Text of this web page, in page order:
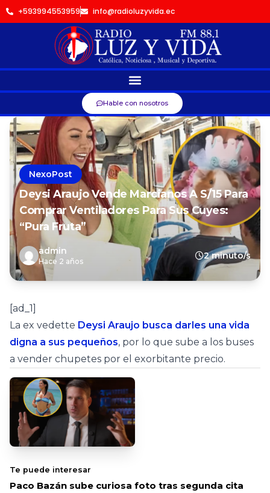
+593994553959 info@radioluzyvida.ec
Hable con nosotros
NexoPost
Deysi Araujo Vende Marcianos A S/15 Para
Comprar Ventiladores Para Sus Cuyes:
“Pura Fruta”
admin
Hace 2 años
2 minuto/s
[ad_1]
La ex vedette Deysi Araujo busca darles una vida
digna a sus pequeños, por lo que sube a los buses
a vender chupetes por el exorbitante precio.
Te puede interesar
Paco Bazán sube curiosa foto tras segunda cita